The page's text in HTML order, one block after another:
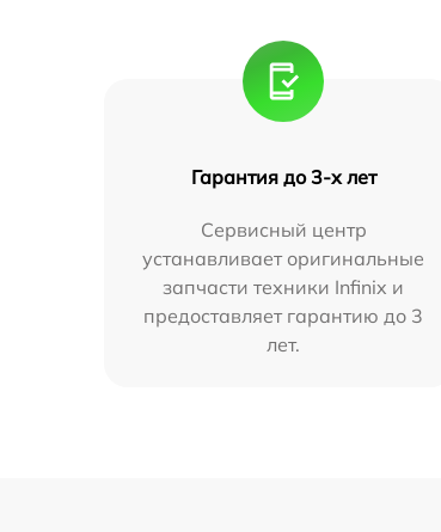
Гарантия до 3-х лет
Сервисный центр
устанавливает оригинальные
запчасти техники Infinix и
предоставляет гарантию до 3
лет.